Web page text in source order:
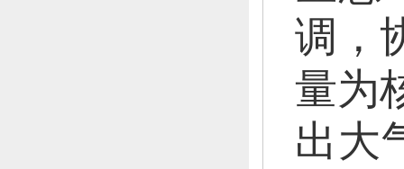
调，
量为
出大